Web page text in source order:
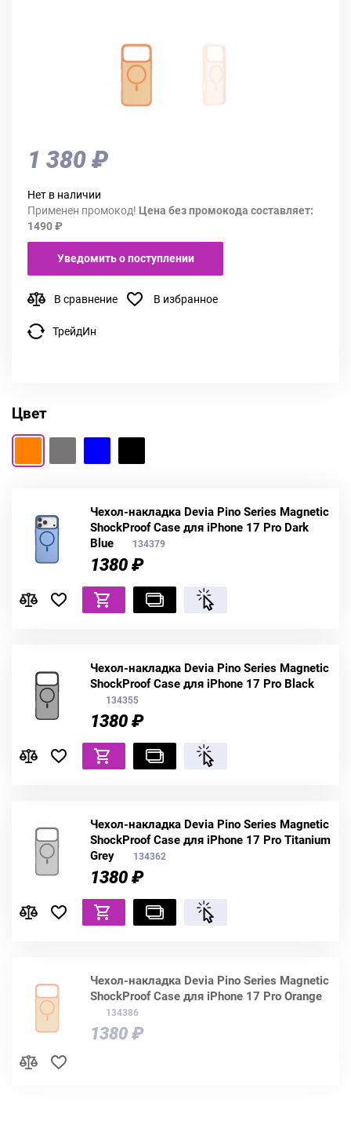
1 380 ₽
Нет в наличии
Применен промокод! Цена без промокода составляет:
1490 ₽
Уведомить о поступлении
В сравнение В избранное
ТрейдИн
Цвет
Чехол-накладка Devia Pino Series Magnetic
ShockProof Case для iPhone 17 Pro Dark
Blue
134379
1380 ₽
Чехол-накладка Devia Pino Series Magnetic
ShockProof Case для iPhone 17 Pro Black
134355
1380 ₽
Чехол-накладка Devia Pino Series Magnetic
ShockProof Case для iPhone 17 Pro Titanium
Grey
134362
1380 ₽
Чехол-накладка Devia Pino Series Magnetic
ShockProof Case для iPhone 17 Pro Orange
134386
1380 ₽